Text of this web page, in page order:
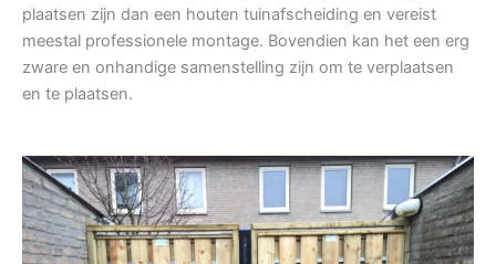
plaatsen zijn dan een houten tuinafscheiding en vereist
meestal professionele montage. Bovendien kan het een erg
zware en onhandige samenstelling zijn om te verplaatsen
en te plaatsen.